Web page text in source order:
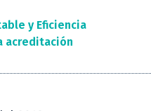
y Eficiencia
acreditación